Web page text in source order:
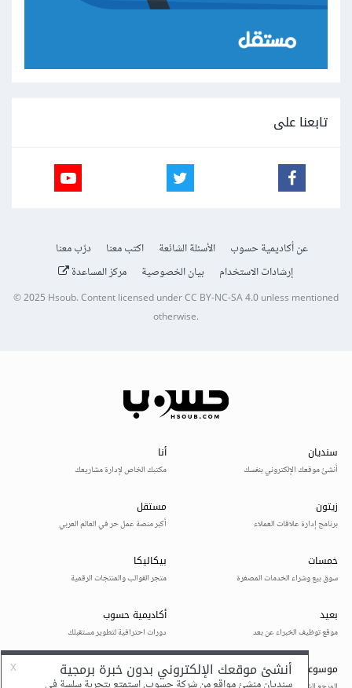
تابعنا على
عن أكاديمية حسوب الأسئلة الشائعة اكتب معنا
درّب معنا
إرشادات الاستخدام
بيان الخصوصية مركز المساعدة
© 2025Hsoub.Content licensed underCC BY-NC-SA 4.0unless mentioned
otherwise.